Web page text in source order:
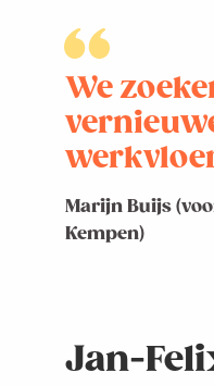
We
Marijn Buijs
Kempen)
Jan-